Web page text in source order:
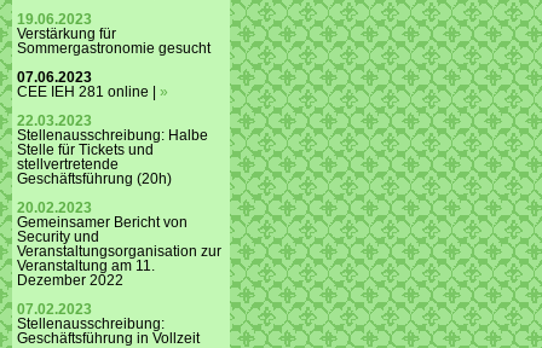
19.06.2023
Verstärkung für
Sommergastronomie gesucht
07.06.2023
CEE IEH 281 online | »
22.03.2023
Stellenausschreibung: Halbe
Stelle für Tickets und
stellvertretende
Geschäftsführung (20h)
20.02.2023
Gemeinsamer Bericht von
Security und
Veranstaltungsorganisation zur
Veranstaltung am 11.
Dezember 2022
07.02.2023
Stellenausschreibung:
Geschäftsführung in Vollzeit